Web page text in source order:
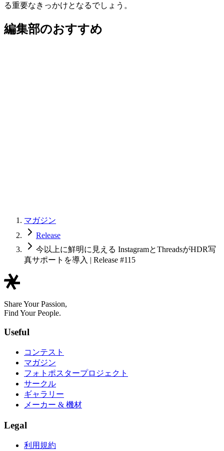
る重要なきっかけとなるでしょう。
編集部のおすすめ
マガジン
Release
今以上に鮮明に見える InstagramとThreadsがHDR写
真サポートを導入 | Release #115
Share Your Passion,
Find Your People.
Useful
コンテスト
マガジン
フォトポスタープロジェクト
サークル
ギャラリー
メーカー & 機材
Legal
利用規約